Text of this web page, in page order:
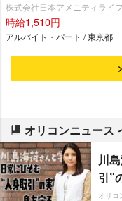
株式会社日本アメニティライ
時給1,510円
アルバイト・パート / 東京都
オリコンニュース
川
引”
オリコ